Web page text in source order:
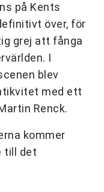
på Kents
över, för
grej att fånga
I
blev
med ett
Renck.
kommer
till det